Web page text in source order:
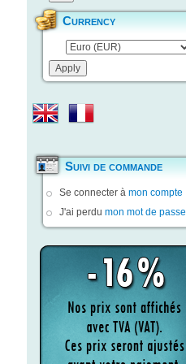
Currency
Suivi de commande
Se connecter à mon compte
J'ai perdu mon mot de passe